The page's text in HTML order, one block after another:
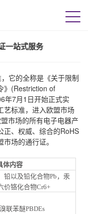
一站式服务
它的全称是《关于限制
》(Restriction of
年7月1日开始正式实
艺标准，进入欧盟市场
市场的所有电子电器产
正、权威、综合的RoHS
场的通行证。
体内容
铅以及铅化合物Pb，汞
价铬化合物Cr6+
联苯醚PBDEs